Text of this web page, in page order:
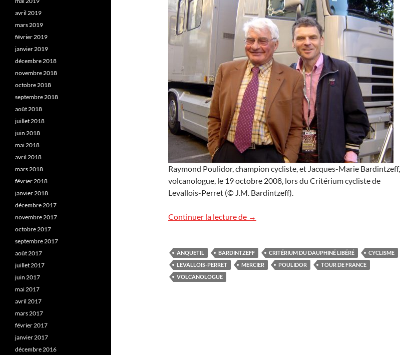
Raymond Poulidor, champion cycliste, et Jacques-Marie Bardintzeff,
volcanologue, le 19 octobre 2008, lors du Critérium cycliste de
Levallois-Perret (© J.M. Bardintzeff).
Continuer la lecture de Raymond Poulidor
→
ANQUETIL BARDINTZEFF CRITÉRIUM DU DAUPHINÉ LIBÉRÉ
CYCLISME
LEVALLOIS-PERRET
MERCIER POULIDOR
TOUR DE FRANCE
VOLCANOLOGUE
avril 2019
mars 2019
février 2019
janvier 2019
décembre 2018
novembre 2018
octobre 2018
septembre 2018
août 2018
juillet 2018
juin 2018
mai 2018
avril 2018
mars 2018
février 2018
janvier 2018
décembre 2017
novembre 2017
octobre 2017
septembre 2017
août 2017
juillet 2017
juin 2017
mai 2017
avril 2017
mars 2017
février 2017
janvier 2017
décembre 2016